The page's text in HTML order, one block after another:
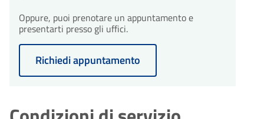
Oppure, puoi prenotare un appuntamento e
presentarti presso gli uffici.
Richiedi appuntamento